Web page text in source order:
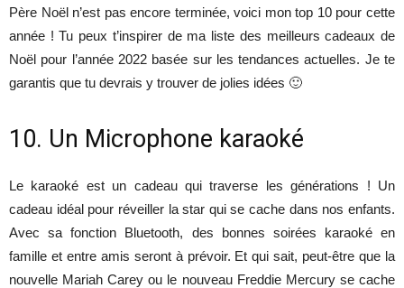
Père Noël n’est pas encore terminée, voici mon top 10 pour cette
année ! Tu peux t’inspirer de ma liste des meilleurs cadeaux de
Noël pour l’année 2022 basée sur les tendances actuelles. Je te
garantis que tu devrais y trouver de jolies idées 🙂
10. Un Microphone karaoké
Le karaoké est un cadeau qui traverse les générations ! Un
cadeau idéal pour réveiller la star qui se cache dans nos enfants.
Avec sa fonction Bluetooth, des bonnes soirées karaoké en
famille et entre amis seront à prévoir. Et qui sait, peut-être que la
nouvelle Mariah Carey ou le nouveau Freddie Mercury se cache